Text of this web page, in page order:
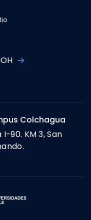
Colchagua
I-90. KM 3, San